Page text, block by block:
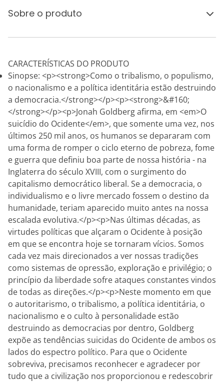
Sobre o produto
CARACTERÍSTICAS DO PRODUTO
Sinopse: <p><strong>Como o tribalismo, o populismo,
o nacionalismo e a política identitária estão destruindo
a democracia.</strong></p><p><strong>&#160;
</strong></p><p>Jonah Goldberg afirma, em <em>O
suicídio do Ocidente</em>, que somente uma vez, nos
últimos 250 mil anos, os humanos se depararam com
uma forma de romper o ciclo eterno de pobreza, fome
e guerra que definiu boa parte de nossa história - na
Inglaterra do século XVIII, com o surgimento do
capitalismo democrático liberal. Se a democracia, o
individualismo e o livre mercado fossem o destino da
humanidade, teriam aparecido muito antes na nossa
escalada evolutiva.</p><p>Nas últimas décadas, as
virtudes políticas que alçaram o Ocidente à posição
em que se encontra hoje se tornaram vícios. Somos
cada vez mais direcionados a ver nossas tradições
como sistemas de opressão, exploração e privilégio; o
princípio da liberdade sofre ataques constantes vindos
de todas as direções.</p><p>Neste momento em que
o autoritarismo, o tribalismo, a política identitária, o
nacionalismo e o culto à personalidade estão
destruindo as democracias por dentro, Goldberg
expõe as tendências suicidas do Ocidente de ambos os
lados do espectro político. Para que o Ocidente
sobreviva, precisamos reconhecer e agradecer por
tudo que a civilização nos proporcionou e redescobrir